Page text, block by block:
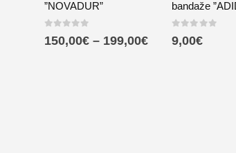
”NOVADUR”
150,00€ – 199,00€
bandaže
9,00€